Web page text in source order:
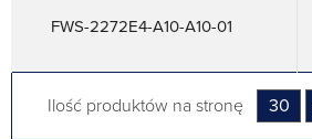
FWS-2272E4-A10-A10-01
Ilość produktów na stronę 30